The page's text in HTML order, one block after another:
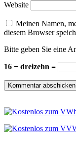
Website
Meinen Namen,
diesem Browser
Bitte geben Sie eine
16 − dreizehn =